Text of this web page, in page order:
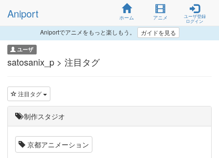
Aniport ホーム アニメ
ユーザ登録
ログイン
Aniportでアニメをもっと楽しもう。 ガイドを見る
ユーザ
satosanix_p > 注目タグ
注目タグ
制作スタジオ
京都アニメーション